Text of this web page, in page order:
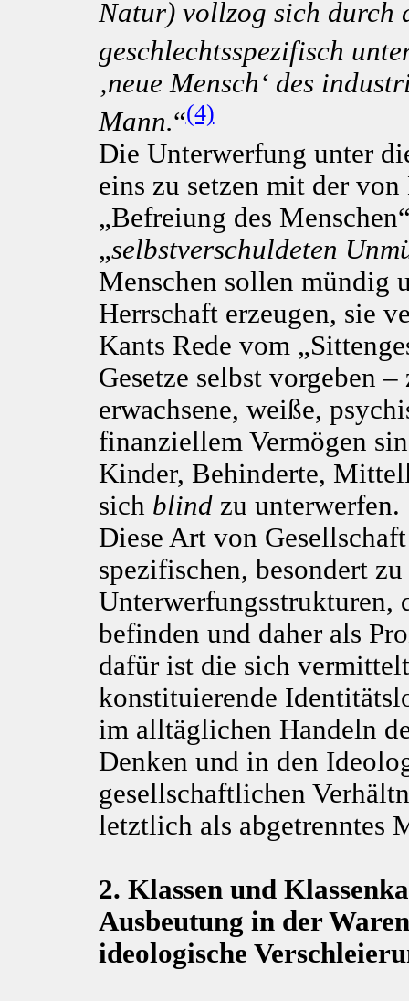
Natur) vollzog sich durch
geschlechtsspezifisch
‚neue Mensch‘ des
Mann.“(4)
Die Unterwerfung unter
eins zu setzen mit der
„Befreiung des
„selbstverschuldeten
Menschen sollen mündig
Herrschaft erzeugen, sie
Kants Rede vom
Gesetze selbst vorgeben
erwachsene, weiße,
finanziellem Vermögen
Kinder, Behinderte,
sich blind zu unterwerfen.
Diese Art von
spezifischen, besondert
Unterwerfungsstrukturen,
befinden und daher als
dafür ist die sich
konstituierende
im alltäglichen Handeln
Denken und in den
gesellschaftlichen
letztlich als abgetrenntes
2. Klassen und
Ausbeutung in der
ideologische